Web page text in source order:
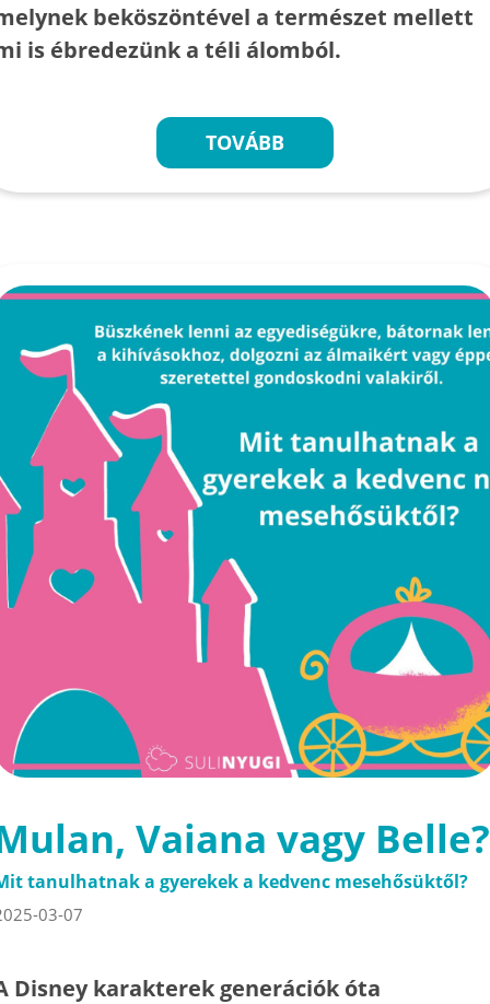
beköszöntével a természet mellett
is ébredezünk a téli álomból.
TOVÁBB
Vaiana vagy Belle?
tanulhatnak a gyerekek a kedvenc mesehősüktől?
03-07
Disney karakterek generációk óta